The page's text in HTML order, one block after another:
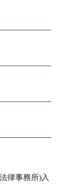
律事務所)入